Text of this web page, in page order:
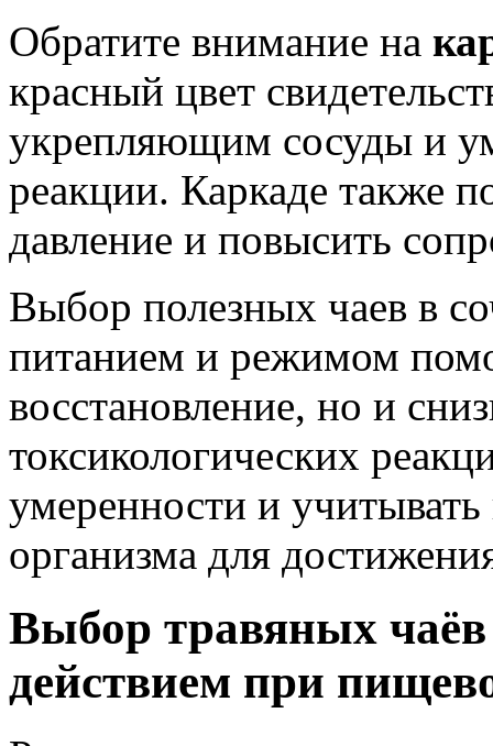
Обратите внимание на
красный цвет
укрепляющим сосуды и
реакции. Каркаде также
давление и повысить
Выбор полезных чаев в
питанием и режимом
восстановление, но и
токсикологических
умеренности и
организма для
Выбор травяных
действием при